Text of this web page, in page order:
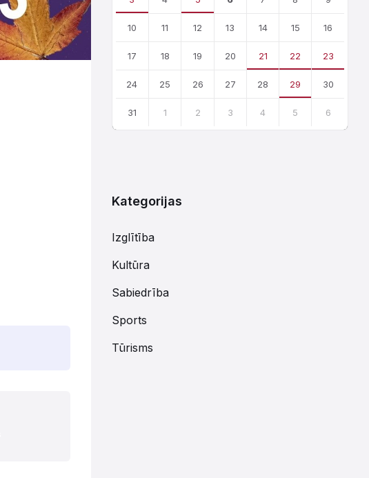
10 11 12 13 14 15 16
17 18 19 20 21 22 23
24 25 26 27 28 29 30
31 1 2 3 4 5 6
Kategorijas
Izglītība
Kultūra
Sabiedrība
Sports
Tūrisms